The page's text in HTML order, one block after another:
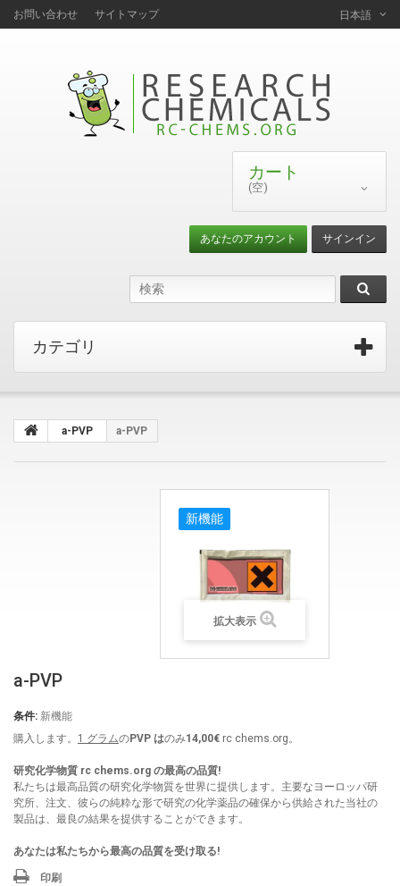
日本語
お問い合わせ サイトマップ
カート
(空)
サインイン
あなたのアカウント
カテゴリ
a-PVP a-PVP
新機能
拡大表示
a-PVP
条件: 新機能
購入します。 1 グラムのPVP はのみ14,00€ rc chems.org。
研究化学物質 rc chems.org の最高の品質!
私たちは最高品質の研究化学物質を世界に提供します。主要なヨーロッパ研
究所、注文、彼らの純粋な形で研究の化学薬品の確保から供給された当社の
製品は、最良の結果を提供することができます。
あなたは私たちから最高の品質を受け取る!
印刷